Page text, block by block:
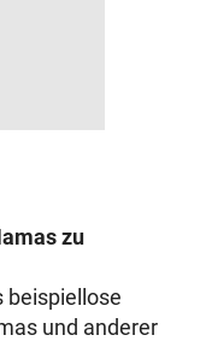
zu
beispiellose
und anderer